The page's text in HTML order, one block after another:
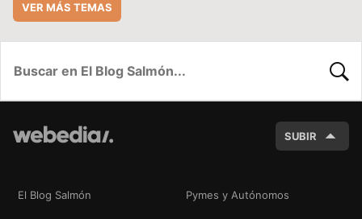
VER MÁS TEMAS
SUBIR
El Blog Salmón Pymes y Autónomos